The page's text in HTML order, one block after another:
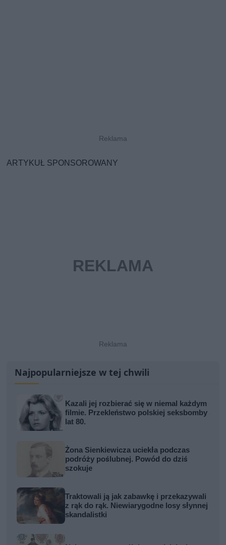
ARTYKUŁ SPONSOROWANY
Najpopularniejsze w tej chwili
Kazali jej rozbierać się w niemal każdym
filmie. Przekleństwo polskiej seksbomby
lat 80.
Żona Sienkiewicza uciekła podczas
podróży poślubnej. Powód do dziś
szokuje
Traktowali ją jak zabawkę i przekazywali
z rąk do rąk. Niewiarygodne losy słynnej
skandalistki